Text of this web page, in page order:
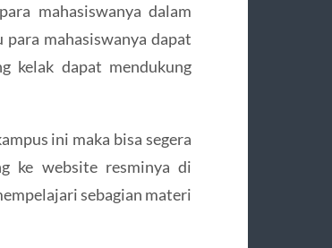
mahasiswanya dalam
mahasiswanya dapat
kelak dapat mendukung
ini maka bisa segera
ke website resminya di
sebagian materi